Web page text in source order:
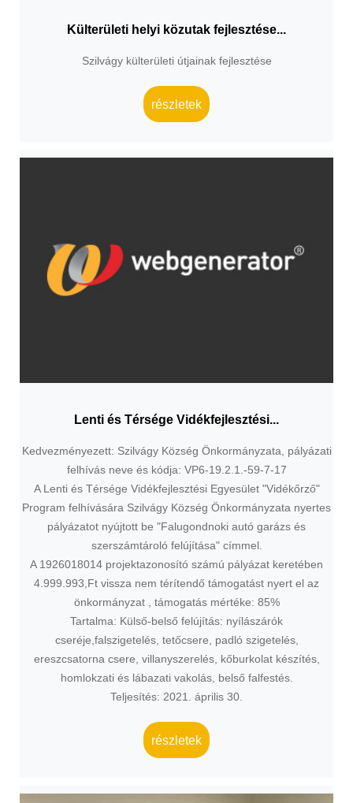
Külterületi helyi közutak fejlesztése...
Szilvágy külterületi útjainak fejlesztése
részletek
Lenti és Térsége Vidékfejlesztési...
Kedvezményezett: Szilvágy Község Önkormányzata, pályázati
felhívás neve és kódja: VP6-19.2.1.-59-7-17
A Lenti és Térsége Vidékfejlesztési Egyesület "Vidékőrző"
Program felhívására Szilvágy Község Önkormányzata nyertes
pályázatot nyújtott be "Falugondnoki autó garázs és
szerszámtároló felújítása" címmel.
A 1926018014 projektazonosító számú pályázat keretében
4.999.993,Ft vissza nem térítendő támogatást nyert el az
önkormányzat , támogatás mértéke: 85%
Tartalma: Külső-belső felújítás: nyílászárók
cseréje,falszigetelés, tetőcsere, padló szigetelés,
ereszcsatorna csere, villanyszerelés, kőburkolat készítés,
homlokzati és lábazati vakolás, belső falfestés.
Teljesítés: 2021. április 30.
részletek